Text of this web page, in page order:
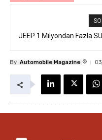
JEEP 1 Milyondan Fazla
By Automobile Magazine ®